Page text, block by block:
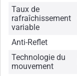
Taux de
rafraîchissement
variable
Anti-Reflet
Technologie du
mouvement